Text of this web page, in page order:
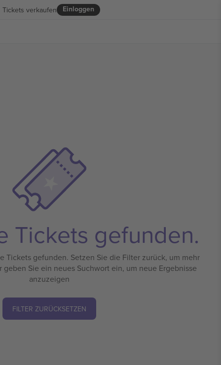
Einloggen
Tickets verkaufen
Tickets gefunden.
Tickets gefunden. Setzen Sie die Filter zurück, um mehr
Sie ein neues Suchwort ein, um neue Ergebnisse
anzuzeigen
FILTER ZURÜCKSETZEN